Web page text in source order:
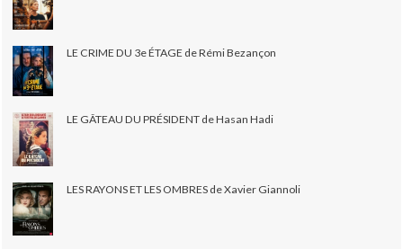
LE CRIME DU 3e ÉTAGE de Rémi Bezançon
LE GÂTEAU DU PRÉSIDENT de Hasan Hadi
LES RAYONS ET LES OMBRES de Xavier Giannoli